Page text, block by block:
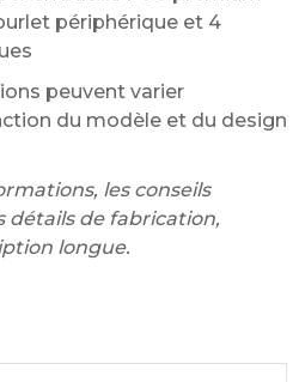
périphérique et 4
peuvent varier
du modèle et du design
les conseils
détails de fabrication,
longue.